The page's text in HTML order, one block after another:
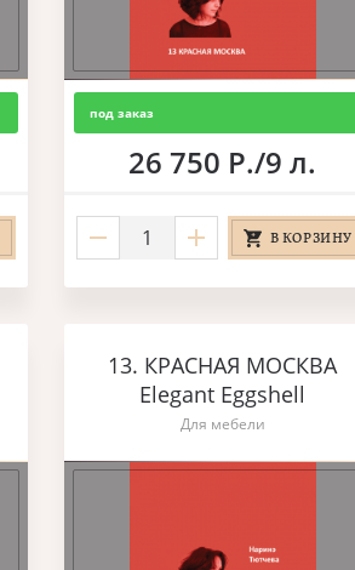
под заказ
26 750 Р./9 л.
В КОРЗИНУ
13. КРАСНАЯ МОСКВА
Elegant Eggshell
Для мебели